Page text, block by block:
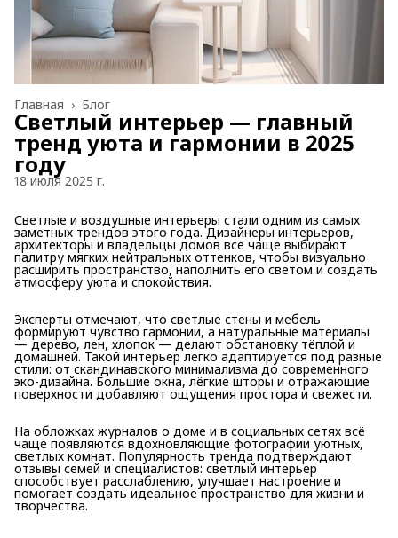
Блог
Главная ›
Светлый интерьер — главный
тренд уюта и гармонии в 2025
году
18 июля 2025 г.
Светлые и воздушные интерьеры стали одним из самых
заметных трендов этого года. Дизайнеры интерьеров,
архитекторы и владельцы домов всё чаще выбирают
палитру мягких нейтральных оттенков, чтобы визуально
расширить пространство, наполнить его светом и создать
атмосферу уюта и спокойствия.
Эксперты отмечают, что светлые стены и мебель
формируют чувство гармонии, а натуральные материалы
— дерево, лен, хлопок — делают обстановку тёплой и
домашней. Такой интерьер легко адаптируется под разные
стили: от скандинавского минимализма до современного
эко-дизайна. Большие окна, лёгкие шторы и отражающие
поверхности добавляют ощущения простора и свежести.
На обложках журналов о доме и в социальных сетях всё
чаще появляются вдохновляющие фотографии уютных,
светлых комнат. Популярность тренда подтверждают
отзывы семей и специалистов: светлый интерьер
способствует расслаблению, улучшает настроение и
помогает создать идеальное пространство для жизни и
творчества.